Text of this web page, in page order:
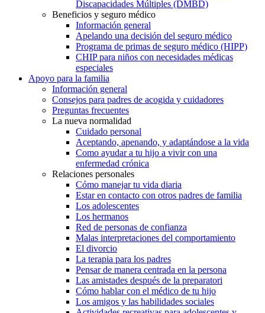
Discapacidades Múltiples (DMBD)
Beneficios y seguro médico
Información general
Apelando una decisión del seguro médico
Programa de primas de seguro médico (HIPP)
CHIP para niños con necesidades médicas
especiales
Apoyo para la familia
Información general
Consejos para padres de acogida y cuidadores
Preguntas frecuentes
La nueva normalidad
Cuidado personal
Aceptando, apenando, y adaptándose a la vida
Como ayudar a tu hijo a vivir con una
enfermedad crónica
Relaciones personales
Cómo manejar tu vida diaria
Estar en contacto con otros padres de familia
Los adolescentes
Los hermanos
Red de personas de confianza
Malas interpretaciones del comportamiento
El divorcio
La terapia para los padres
Pensar de manera centrada en la persona
Las amistades después de la preparatori
Cómo hablar con el médico de tu hijo
Los amigos y las habilidades sociales